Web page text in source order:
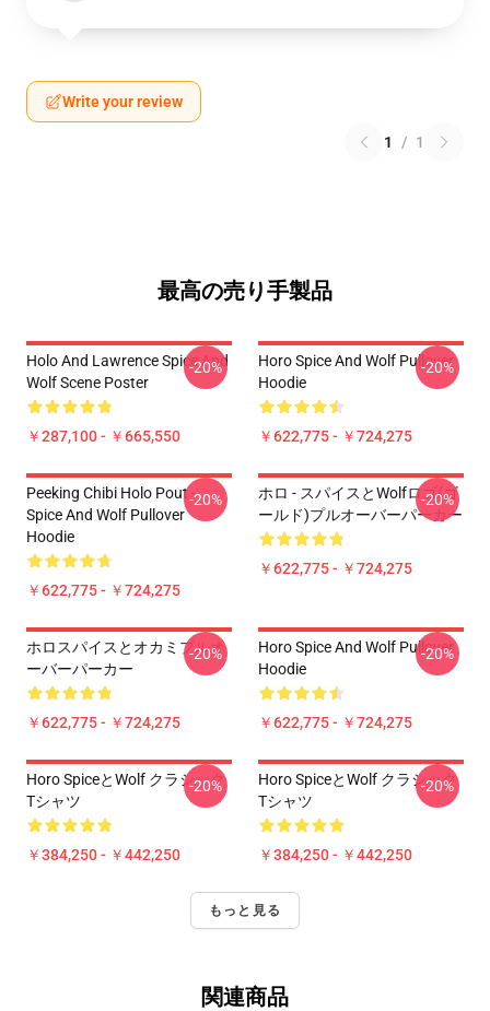
Write your review
1 / 1
最高の売り手製品
Holo And Lawrence Spice And
Wolf Scene Poster
￥287,100 - ￥665,550
-20%
Horo Spice And Wolf Pullover
Hoodie
￥622,775 - ￥724,275
-20%
Peeking Chibi Holo Pout -
Spice And Wolf Pullover
Hoodie
￥622,775 - ￥724,275
-20%
ホロ - スパイスとWolfロゴ(ゴ
ールド)プルオーバーパーカー
￥622,775 - ￥724,275
-20%
ホロスパイスとオカミプルオ
ーバーパーカー
￥622,775 - ￥724,275
-20%
Horo Spice And Wolf Pullover
Hoodie
￥622,775 - ￥724,275
-20%
Horo SpiceとWolf クラシック
Tシャツ
￥384,250 - ￥442,250
-20%
Horo SpiceとWolf クラシック
Tシャツ
￥384,250 - ￥442,250
-20%
もっと見る
関連商品